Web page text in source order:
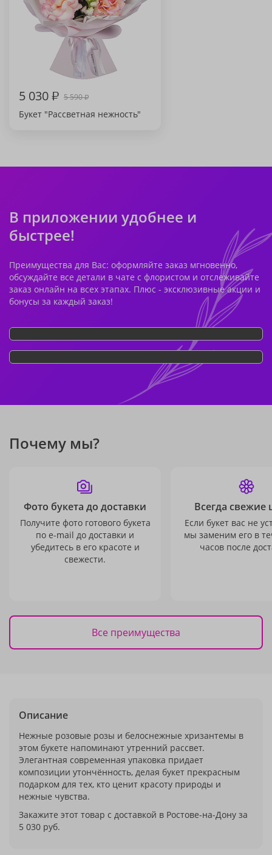
5 030₽ 5 590₽
Букет "Рассветная нежность"
В приложении удобнее и
быстрее!
Преимущества для Вас: оформляйте заказ мгновенно,
обсуждайте все детали в чате с флористом и отслеживайте
заказ онлайн на всех этапах. Плюс - эксклюзивные акции и
бонусы за каждый заказ!
Почему мы?
Фото букета до доставки
Получите фото готового букета
по e-mail до доставки и
убедитесь в его красоте и
свежести.
Всегда свежие
Если букет вас не
мы заменим его в
часов после
Все преимущества
Описание
Нежные розовые розы и белоснежные хризантемы в
этом букете напоминают утренний рассвет.
Элегантная современная упаковка придает
композиции утончённость, делая букет прекрасным
подарком для тех, кто ценит красоту природы и
нежные чувства.
Закажите этот товар с доставкой в Ростове-на-Дону за
5 030 руб.